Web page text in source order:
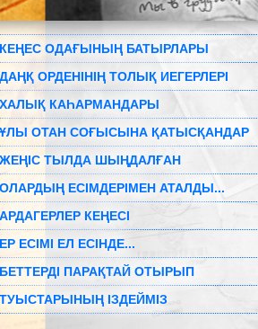
КЕҢЕС ОДАҒЫНЫҢ БАТЫРЛАРЫ
ДАҢҚ ОРДЕНІНІҢ ТОЛЫҚ ИЕГЕРЛЕРІ
ХАЛЫҚ КАҺАРМАНДАРЫ
ҰЛЫ ОТАН СОҒЫСЫНА ҚАТЫСҚАНДАР
ЖЕҢІС ТЫЛДА ШЫҢДАЛҒАН
ОЛАРДЫҢ ЕСІМДЕРІМЕН АТАЛДЫ...
АРДАГЕРЛЕР КЕҢЕСІ
ЕР ЕСІМІ ЕЛ ЕСІНДЕ...
БЕТТЕРДІ ПАРАҚТАЙ ОТЫРЫП
ТУЫСТАРЫНЫҢ ІЗДЕЙМІЗ